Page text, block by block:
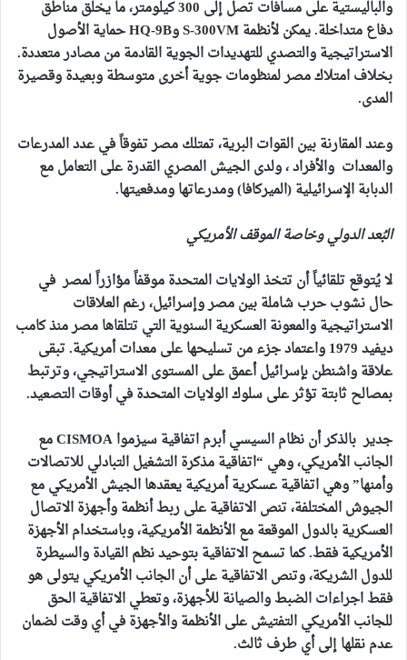
والباليستية على مسافات تصل إلى 300 كيلومتر، ما يخلق مناطق
دفاع متداخلة. يمكن لأنظمة S-300VM وHQ-9B حماية الأصول
الاستراتيجية والتصدي للتهديدات الجوية القادمة من مصادر متعددة.
بخلاف امتلاك مصر لمنظومات جوية أخرى متوسطة وبعيدة وقصيرة
المدى.
وعند المقارنة بين القوات البرية، تمتلك مصر تفوقاً في عدد المدرعات
والمعدات والأفراد ، ولدى الجيش المصري القدرة على التعامل مع
الدبابة الإسرائيلية (الميركافا) ومدرعاتها ومدفعيتها.
البُعد الدولي وخاصة الموقف الأمريكي
لا يُتوقع تلقائياً أن تتخذ الولايات المتحدة موقفاً مؤازراً لمصر في
حال نشوب حرب شاملة بين مصر وإسرائيل، رغم العلاقات
الاستراتيجية والمعونة العسكرية السنوية التي تتلقاها مصر منذ كامب
ديفيد 1979 واعتماد جزء من تسليحها على معدات أمريكية. تبقى
علاقة واشنطن بإسرائيل أعمق على المستوى الاستراتيجي، وترتبط
بمصالح ثابتة تؤثر على سلوك الولايات المتحدة في أوقات التصعيد.
جدير بالذكر أن نظام السيسي أبرم اتفاقية سيزموا CISMOA مع
الجانب الأمريكي، وهي “اتفاقية مذكرة التشغيل التبادلي للاتصالات
وأمنها” وهي اتفاقية عسكرية أمريكية يعقدها الجيش الأمريكي مع
الجيوش المختلفة، تنص الاتفاقية على ربط أنظمة وأجهزة الاتصال
العسكرية بالدول الموقعة مع الأنظمة الأمريكية، وباستخدام الأجهزة
الأمريكية فقط.كما تسمح الاتفاقية بتوحيد نظم القيادة والسيطرة
للدول الشريكة، وتنص الاتفاقية على أن الجانب الأمريكي يتولى هو
فقط اجراءات الضبط والصيانة للأجهزة، وتعطي الاتفاقية الحق
للجانب الأمريكي التفتيش على الأنظمة والأجهزة في أي وقت لضمان
عدم نقلها إلى أي طرف ثالث.